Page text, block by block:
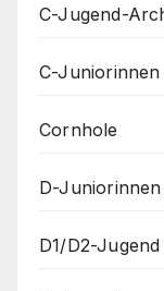
C-Jugend-
C-Juniorinnen
Cornhole
D-Juniorinnen
D1/D2-Jugend